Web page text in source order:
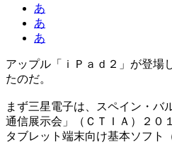
あ
あ
あ
アップル「ｉＰａｄ２」が登場
たのだ。
まず三星電子は、スペイン・バ
通信展示会」（ＣＴＩＡ）２０
タブレット端末向け基本ソフト